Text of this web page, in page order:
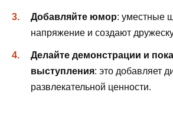
Добавляйте юмор: уместные
напряжение и создают
Делайте демонстрации и
выступления: это добавляет
развлекательной ценности.